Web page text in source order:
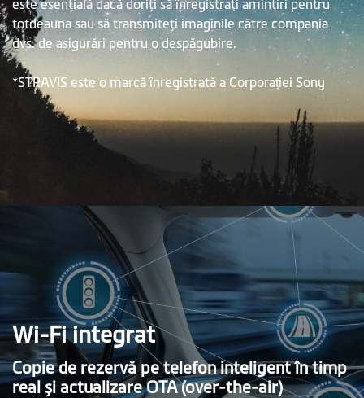
este esenţială dacă doriţi să înregistraţi amintiri pentru
totdeauna sau să transmiteţi imaginile către compania
dvs. de asigurări pentru o despăgubire.
*STRAVIS este o marcă înregistrată a Corporației Sony
Wi-Fi integrat
Copie de rezervă pe telefon inteligent în timp
real și actualizare OTA (over-the-air)